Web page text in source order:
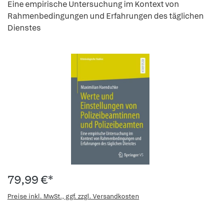
Eine empirische Untersuchung im Kontext von
Rahmenbedingungen und Erfahrungen des täglichen
Dienstes
79,99 €*
Preise inkl. MwSt., ggf. zzgl. Versandkosten